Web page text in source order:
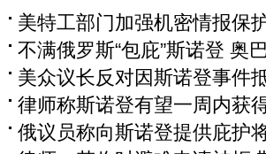
美特工部门加强机密情报保
不满俄罗斯“包庇”斯诺登 奥
美众议长反对因斯诺登事件
律师称斯诺登有望一周内获
俄议员称向斯诺登提供庇护